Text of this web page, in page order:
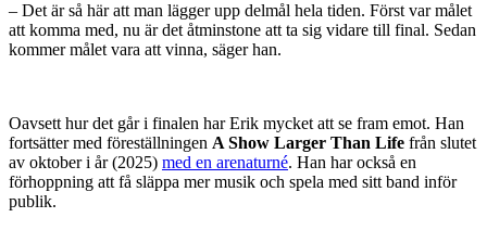
– Det är så här att man lägger upp delmål hela tiden. Först var målet
att komma med, nu är det åtminstone att ta sig vidare till final. Sedan
kommer målet vara att vinna, säger han.
Oavsett hur det går i finalen har Erik mycket att se fram emot. Han
fortsätter med föreställningen A Show Larger Than Life från slutet
av oktober i år (2025) med en arenaturné. Han har också en
förhoppning att få släppa mer musik och spela med sitt band inför
publik.